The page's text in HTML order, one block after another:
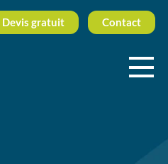
Devis gratuit Contact